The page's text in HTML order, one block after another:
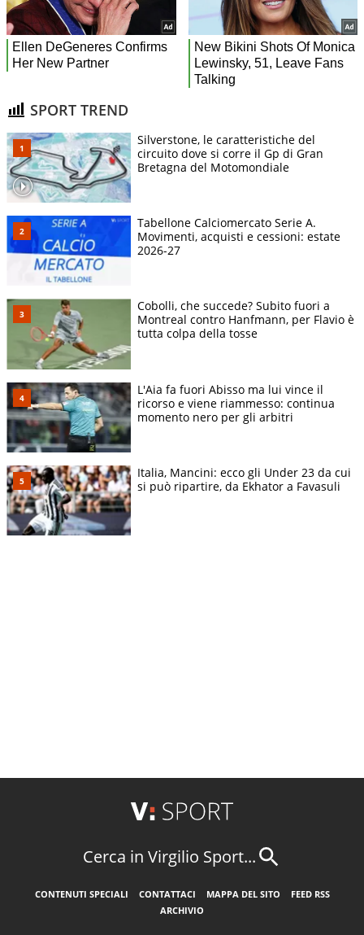
SPORT TREND
Silverstone, le caratteristiche del
circuito dove si corre il Gp di Gran
Bretagna del Motomondiale
Tabellone Calciomercato Serie A.
Movimenti, acquisti e cessioni: estate
2026-27
Cobolli, che succede? Subito fuori a
Montreal contro Hanfmann, per Flavio è
tutta colpa della tosse
L'Aia fa fuori Abisso ma lui vince il
ricorso e viene riammesso: continua
momento nero per gli arbitri
Italia, Mancini: ecco gli Under 23 da cui
si può ripartire, da Ekhator a Favasuli
Cerca in Virgilio Sport...
CONTENUTI SPECIALI CONTATTACI MAPPA DEL SITO
FEED RSS
ARCHIVIO